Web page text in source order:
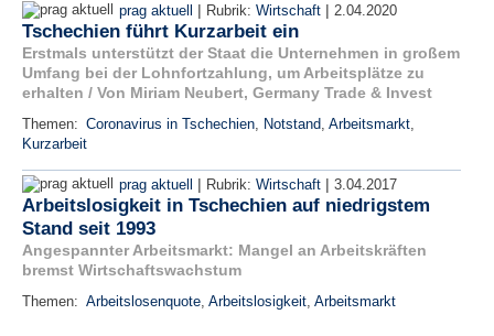
prag aktuell | Rubrik: Wirtschaft | 2.04.2020
Tschechien führt Kurzarbeit ein
Erstmals unterstützt der Staat die Unternehmen in großem
Umfang bei der Lohnfortzahlung, um Arbeitsplätze zu
erhalten / Von Miriam Neubert, Germany Trade & Invest
Themen: Coronavirus in Tschechien, Notstand, Arbeitsmarkt,
Kurzarbeit
prag aktuell | Rubrik: Wirtschaft | 3.04.2017
Arbeitslosigkeit in Tschechien auf niedrigstem
Stand seit 1993
Angespannter Arbeitsmarkt: Mangel an Arbeitskräften
bremst Wirtschaftswachstum
Themen: Arbeitslosenquote, Arbeitslosigkeit, Arbeitsmarkt